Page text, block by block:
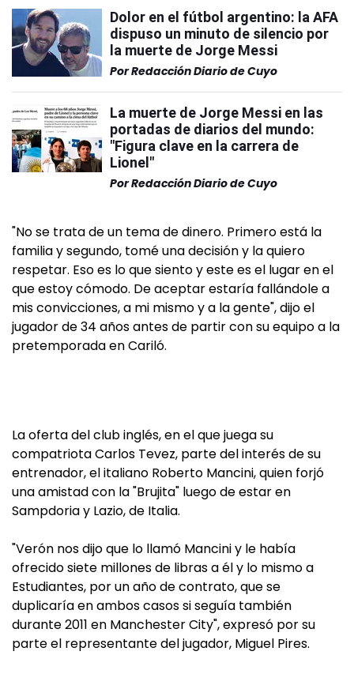
Dolor en el fútbol argentino: la AFA
dispuso un minuto de silencio por
la muerte de Jorge Messi
PorRedacción Diario de Cuyo
La muerte de Jorge Messi en las
portadas de diarios del mundo:
"Figura clave en la carrera de
Lionel"
PorRedacción Diario de Cuyo
"No se trata de un tema de dinero. Primero está la
familia y segundo, tomé una decisión y la quiero
respetar. Eso es lo que siento y este es el lugar en el
que estoy cómodo. De aceptar estaría fallándole a
mis convicciones, a mi mismo y a la gente", dijo el
jugador de 34 años antes de partir con su equipo a la
pretemporada en Cariló.
La oferta del club inglés, en el que juega su
compatriota Carlos Tevez, parte del interés de su
entrenador, el italiano Roberto Mancini, quien forjó
una amistad con la "Brujita" luego de estar en
Sampdoria y Lazio, de Italia.
"Verón nos dijo que lo llamó Mancini y le había
ofrecido siete millones de libras a él y lo mismo a
Estudiantes, por un año de contrato, que se
duplicaría en ambos casos si seguía también
durante 2011 en Manchester City", expresó por su
parte el representante del jugador, Miguel Pires.